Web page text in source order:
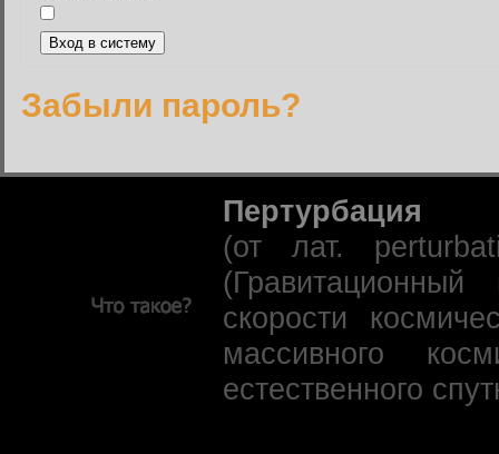
Забыли пароль?
Пертурбация
(от лат.
скорости
массивного
естественного